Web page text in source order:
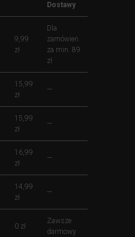
Dostawy
9,99
zł
Dla
zamówień
za min. 89
zł
15,99
zł
—
15,99
zł
—
16,99
zł
—
14,99
zł
—
0 zł
Zawsze
darmowy